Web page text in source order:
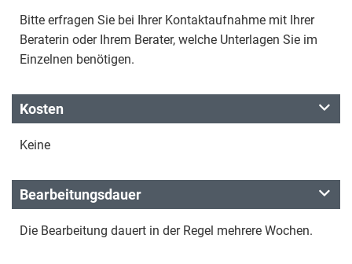
Bitte erfragen Sie bei Ihrer Kontaktaufnahme mit Ihrer
Beraterin oder Ihrem Berater, welche Unterlagen Sie im
Einzelnen benötigen.
Kosten
Keine
Bearbeitungsdauer
Die Bearbeitung dauert in der Regel mehrere Wochen.